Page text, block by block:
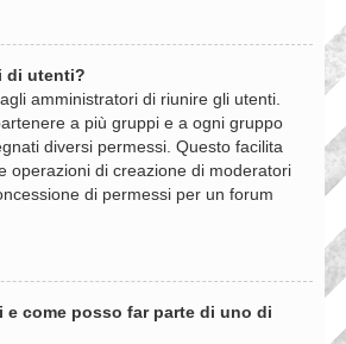
di utenti?
amministratori di riunire gli utenti.
a più gruppi e a ogni gruppo
diversi permessi. Questo facilita
operazioni di creazione di moderatori
di permessi per un forum
e come posso far parte di uno di